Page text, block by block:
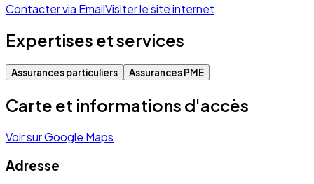
Contacter via EmailVisiter le site internet
Expertises et services
Assurances particuliers Assurances PME
Carte et informations d'accès
Voir sur Google Maps
Adresse